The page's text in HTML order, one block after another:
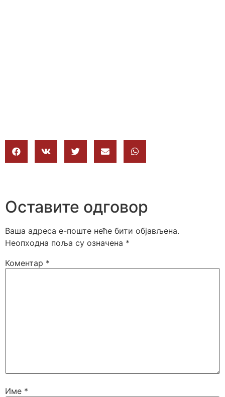
Оставите одговор
Ваша адреса е-поште неће бити објављена.
Неопходна поља су означена *
Коментар *
Име *